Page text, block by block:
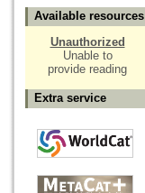
Available resources
Unauthorized
Unable to
provide reading
Extra service